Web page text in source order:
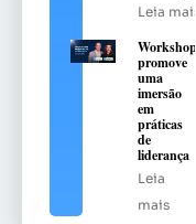
Leia mais
Workshop
promove
uma
imersão
em
práticas
de
liderança
Leia
mais